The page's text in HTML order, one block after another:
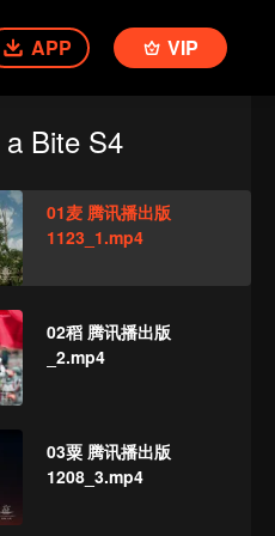
APP VIP
Bite S4
01麦 腾讯播出版
1123_1.mp4
02稻 腾讯播出版
_2.mp4
03粟 腾讯播出版
1208_3.mp4